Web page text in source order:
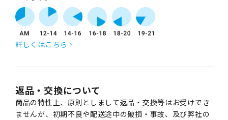
詳しくはこちら
返品・交換について
商品の特性上、原則としまして返品・交換等はお受けでき
ませんが、初期不良や配送途中の破損・事故、及び弊社の